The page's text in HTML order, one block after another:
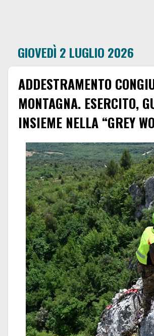
GIOVEDÌ 2 LUGLIO 2026
ADDESTRAMENTO
MONTAGNA. ESERCITO,
INSIEME NELLA “GREY